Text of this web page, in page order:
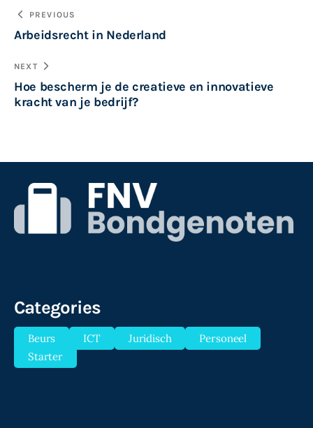
Bericht
navigatie
PREVIOUS
Arbeidsrecht in Nederland
NEXT
Hoe bescherm je de creatieve en innovatieve
kracht van je bedrijf?
Categories
Beurs ICT Juridisch
Personeel
Starter